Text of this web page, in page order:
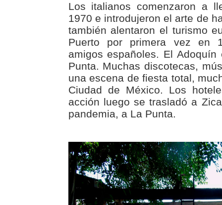
Los italianos comenzaron a
1970 e introdujeron el arte de
también alentaron el turismo
Puerto por primera vez en
amigos españoles. El
Punta. Muchas discotecas,
una escena de fiesta total,
Ciudad de México. Los
acción luego se trasladó a
pandemia, a La Punta.